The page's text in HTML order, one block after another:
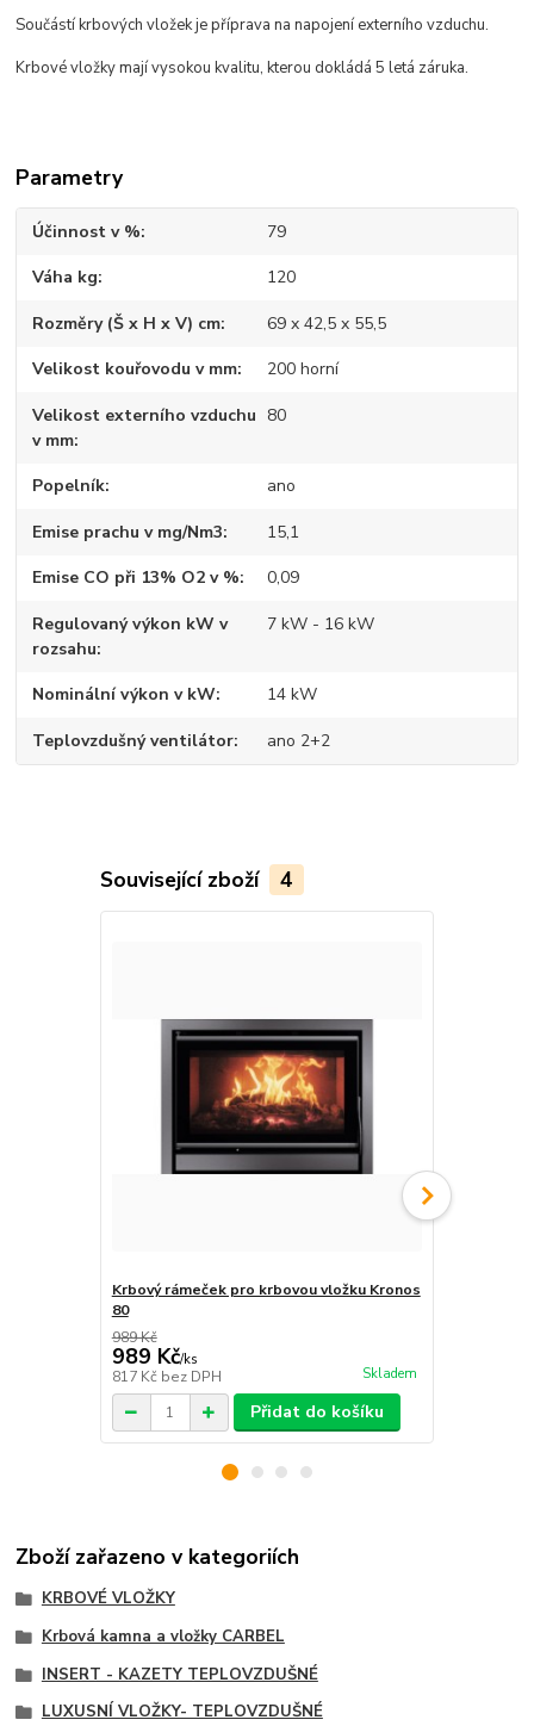
Součástí krbových vložek je příprava na napojení externího vzduchu.
Krbové vložky mají vysokou kvalitu, kterou dokládá 5 letá záruka.
Parametry
Účinnost v % 79
Váha kg 120
Rozměry (Š x H x V) cm 69 x 42,5 x 55,5
Velikost kouřovodu v mm 200 horní
Velikost externího vzduchu
v mm
80
Popelník ano
Emise prachu v mg/Nm3 15,1
Emise CO při 13% O2 v % 0,09
Regulovaný výkon kW v
rozsahu
7 kW - 16 kW
Nominální výkon v kW 14 kW
Teplovzdušný ventilátor ano 2+2
Související zboží 4
Krbový rámeček pro krbovou vložku Kronos
80
989 Kč
989 Kč/ks
817 Kč bez DPH Skladem
Přidat do košíku
Zboží zařazeno v kategoriích
KRBOVÉ VLOŽKY
Krbová kamna a vložky CARBEL
INSERT - KAZETY TEPLOVZDUŠNÉ
LUXUSNÍ VLOŽKY- TEPLOVZDUŠNÉ